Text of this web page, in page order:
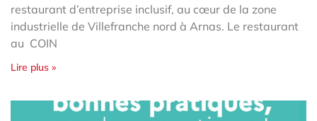
restaurant d’entreprise inclusif, au cœur de la zone
industrielle de Villefranche nord à Arnas. Le restaurant
au COIN
Lire plus »